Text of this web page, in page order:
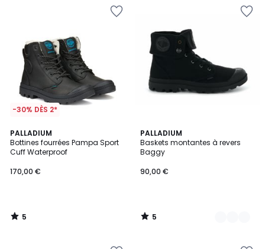
-30% DÈS 2*
PALLADIUM
Bottines fourrées Pampa Sport
Cuff Waterproof
170,00 €
5
/
5
5
/
PALLADIUM
Baskets montantes à revers
Baggy
90,00 €
5
/
5
2
Couleurs
5
/